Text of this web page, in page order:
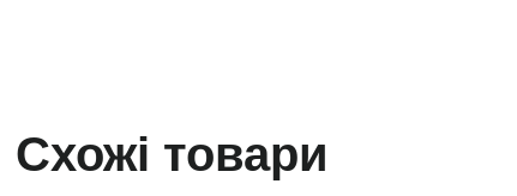
Схожі товари